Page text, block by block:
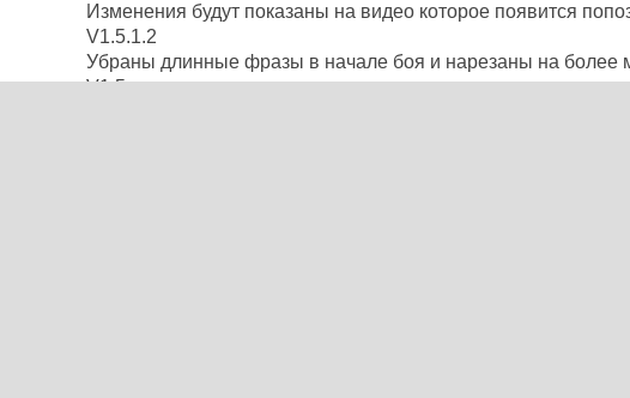
Изменения будут показаны на видео которое появится
V1.5.1.2
Убраны длинные фразы в начале боя и нарезаны на более
V1.5